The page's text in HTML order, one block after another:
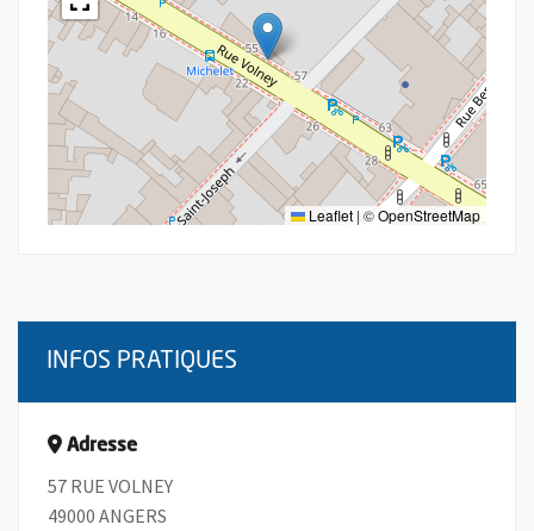
Leaflet | ©OpenStreetMap
INFOS PRATIQUES
Adresse
57 RUE VOLNEY
49000 ANGERS